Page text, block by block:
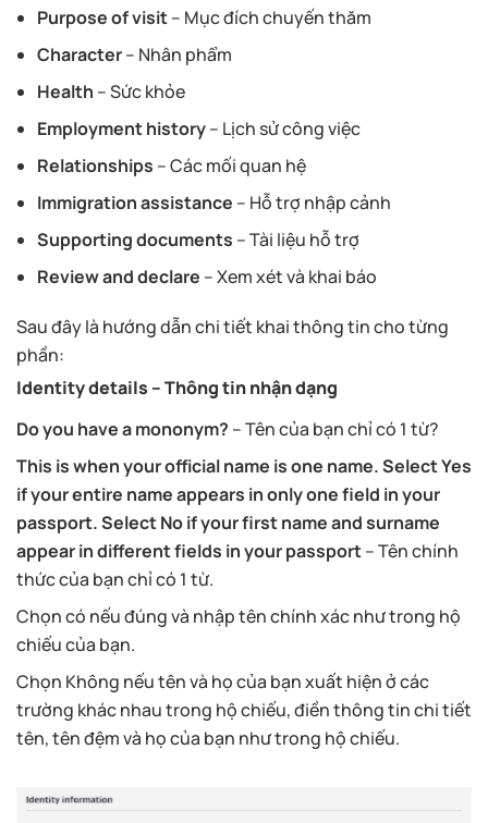
Purpose of visit– Mục đích chuyến thăm
Character– Nhân phẩm
Health – Sức khỏe
Employment history– Lịch sử công việc
Relationships – Các mối quan hệ
Immigration assistance – Hỗ trợ nhập cảnh
Supporting documents – Tài liệu hỗ trợ
Review and declare – Xem xét và khai báo
Sau đây là hướng dẫn chi tiết khai thông tin cho từng
phần:
Identity details – Thông tin nhận dạng
Do you have a mononym? – Tên của bạn chỉ có 1 từ?
This is when your official name is one name. Select Yes
if your entire name appears in only one field in your
passport. Select No if your first name and surname
appear in different fields in your passport– Tên chính
thức của bạn chỉ có 1 từ.
Chọn có nếu đúng và nhập tên chính xác như trong hộ
chiếu của bạn.
Chọn Không nếu tên và họ của bạn xuất hiện ở các
trường khác nhau trong hộ chiếu, điền thông tin chi tiết
tên, tên đệm và họ của bạn như trong hộ chiếu.